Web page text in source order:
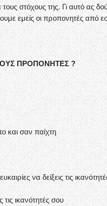
στόχους της. Γι αυτό ας
εμείς οι προπονητές από
ΠΡΟΠΟΝΗΤΕΣ ?
και σαν παίχτη
να δείξεις τις
ικανότητές σου